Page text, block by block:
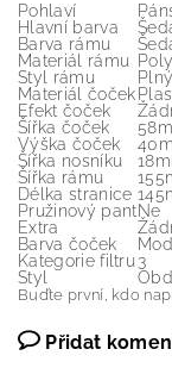
Pohlaví
Hlavní barva
Barva rámu
Materiál rámu
Styl rámu
Materiál čoček
Efekt čoček
Šířka čoček
Výška čoček
Šířka nosníku
Šířka rámu
Délka stranice
Pružinový pantNe
Extra
Barva čoček
Kategorie filtru 3
Styl
Buďte první, kdo
Přidat